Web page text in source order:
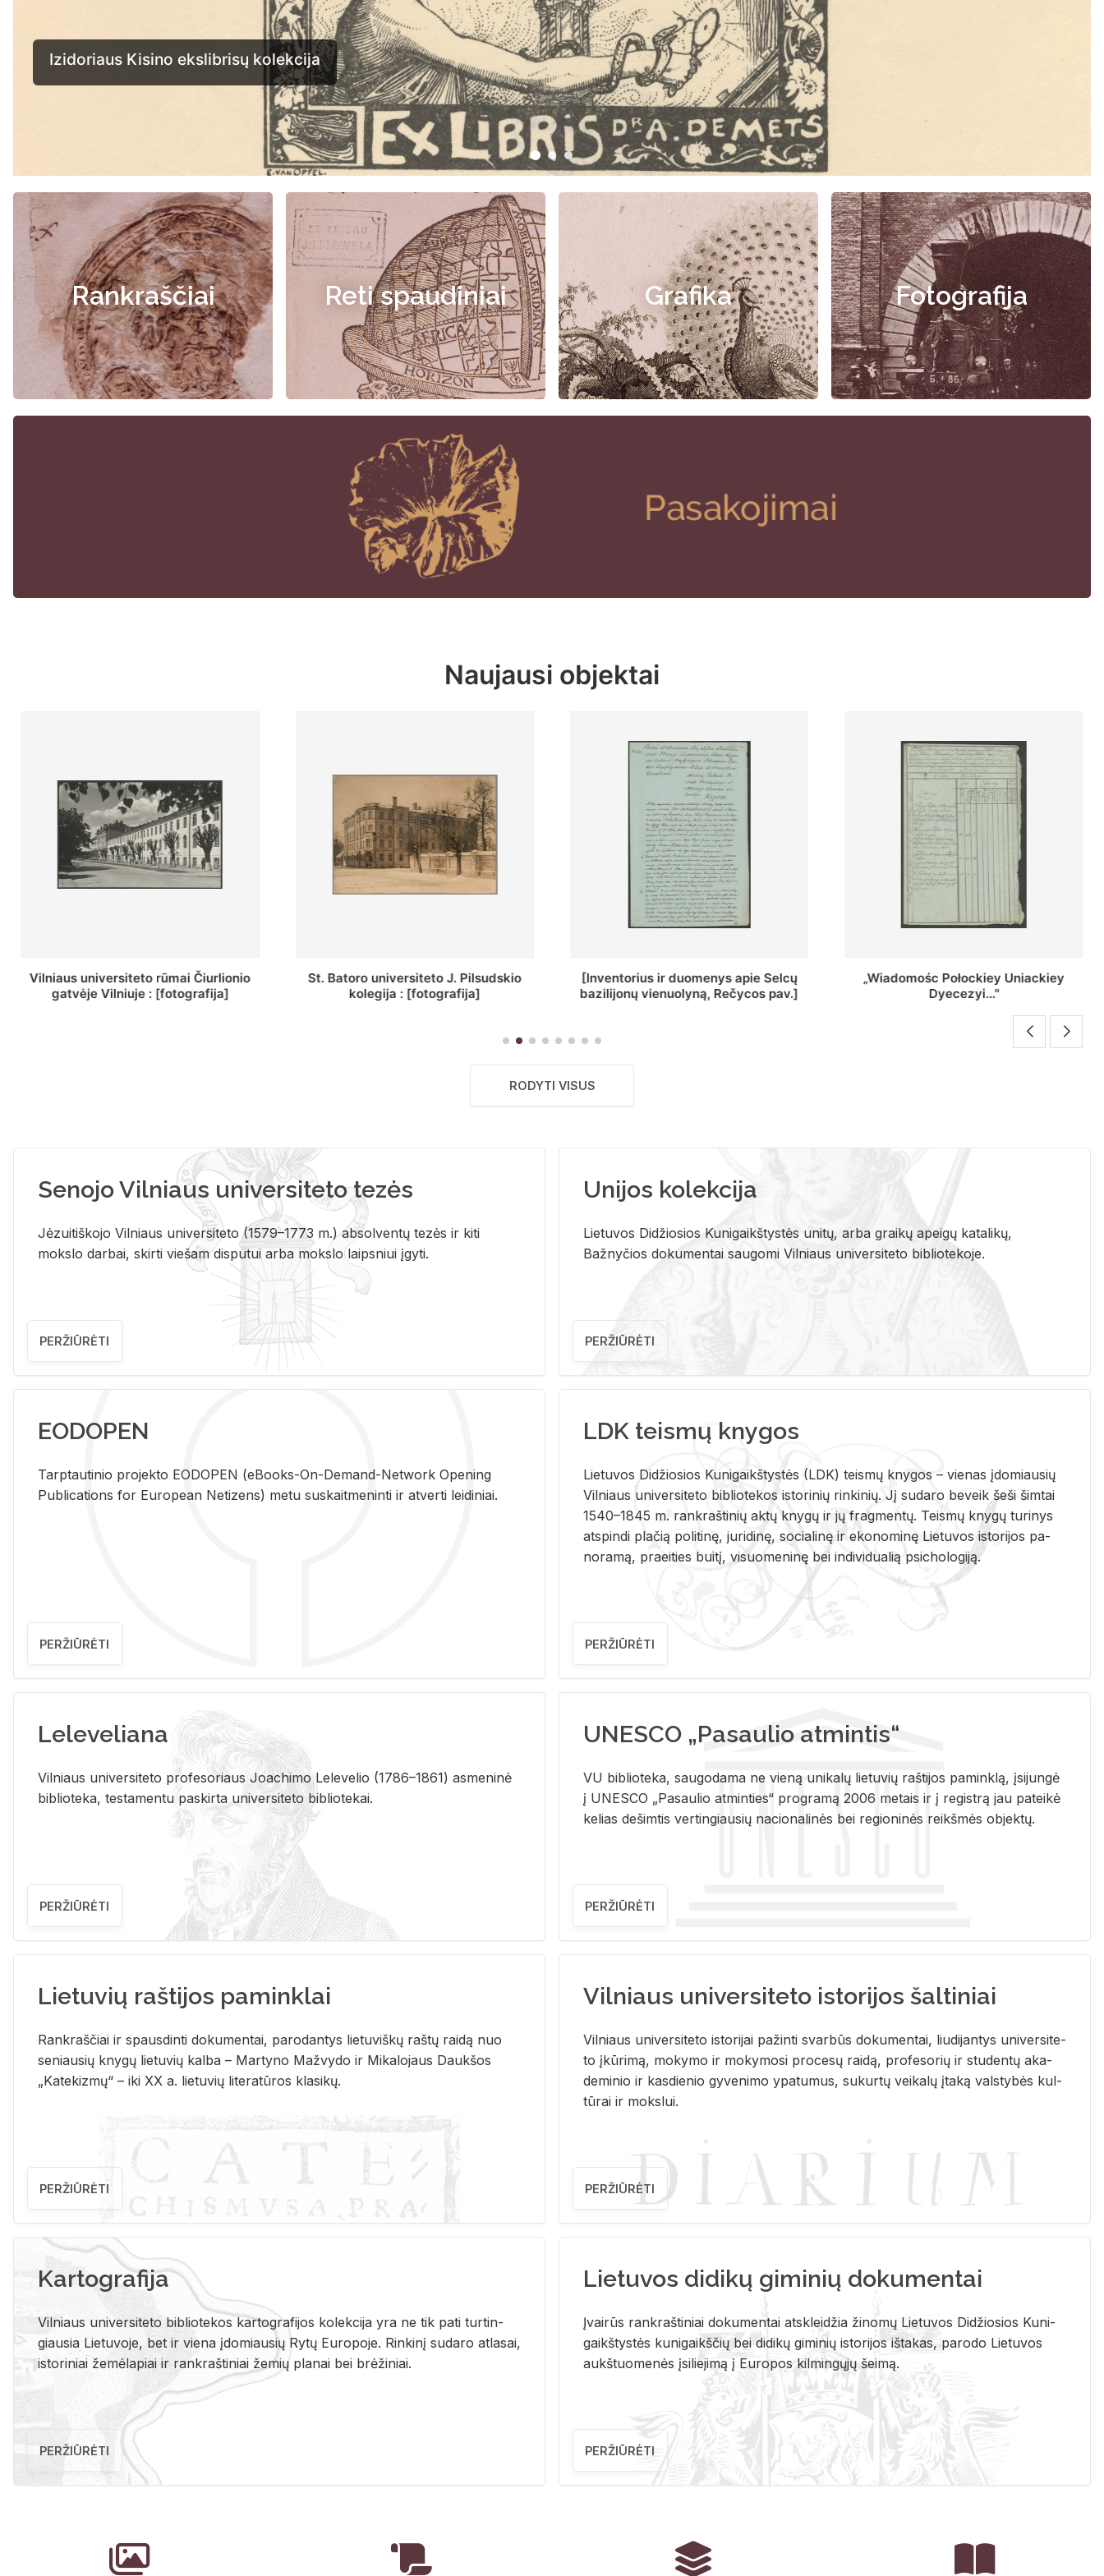
Rankraščiai Reti spaudiniai Grafika Fotografija
Naujausi objektai
St. Batoro universiteto J. Pilsudskio
kolegija : [fotografija]
[Inventorius ir duomenys apie Selcų
bazilijonų vienuolyną, Rečycos pav.]
„Wiadomośc Połockiey Uniackiey
Dyecezyi..."
Regestr Parochow Dekanatu
Brzeskiego
RODYTI VISUS
Senojo Vilniaus universiteto tezės
Jėzuitiškojo Vilniaus universiteto (1579–1773 m.) absolventų tezės ir kiti
mokslo darbai, skirti viešam disputui arba mokslo laipsniui įgyti.
PERŽIŪRĖTI
Unijos kolekcija
Lietuvos Didžiosios Kunigaikštystės unitų, arba graikų apeigų katalikų,
Bažnyčios dokumentai saugomi Vilniaus universiteto bibliotekoje.
PERŽIŪRĖTI
EODOPEN
Tarp­tau­ti­nio pro­jek­to EO­DO­PEN (eBo­oks-On-De­mand-Ne­twork Ope­ning
Pub­li­ca­tions for Eu­ro­pe­an Ne­ti­zens) metu su­skait­me­nin­ti ir at­ver­ti lei­di­niai.
PERŽIŪRĖTI
LDK teismų knygos
Lie­tu­vos Di­džio­sios Ku­ni­gaikš­tys­tės (LDK) teis­mų kny­gos – vie­nas įdo­miau­sių
Vil­niaus uni­ver­si­te­to bi­b­lio­te­kos is­to­ri­nių rin­ki­nių. Jį su­da­ro be­veik šeši šim­tai
1540–1845 m. rank­raš­ti­nių aktų kny­gų ir jų frag­men­tų. Teis­mų kny­gų tu­ri­nys
at­spin­di pla­čią po­li­ti­nę, ju­ri­di­nę, so­cia­li­nę ir eko­no­mi­nę Lie­tu­vos is­to­ri­jos pa­
no­ra­mą, pra­ei­ties bui­tį, vi­suo­me­ni­nę bei in­di­vi­dua­lią psi­cho­lo­gi­ją.
PERŽIŪRĖTI
Leleveliana
Vil­niaus uni­ver­si­te­to pro­fe­so­riaus Jo­a­chi­mo Le­le­ve­lio (1786–1861) as­me­ni­nė
bi­b­lio­te­ka, te­sta­men­tu pa­skir­ta uni­ver­si­te­to bi­b­lio­te­kai.
PERŽIŪRĖTI
UNESCO „Pasaulio atmintis“
VU biblioteka, saugodama ne vieną unikalų lietuvių raštijos paminklą, įsijungė
į UNESCO „Pasaulio atminties“ programą 2006 metais ir į registrą jau pateikė
kelias dešimtis vertingiausių nacionalinės bei regioninės reikšmės objektų.
PERŽIŪRĖTI
Lietuvių raštijos paminklai
Rank­raš­čiai ir spaus­din­ti do­ku­men­tai, pa­ro­dan­tys lie­tu­viš­kų raš­tų rai­dą nuo
se­niau­sių kny­gų lie­tu­vių kal­ba – Mar­ty­no Ma­žvy­do ir Mi­ka­lo­jaus Dauk­šos
„Ka­te­kiz­mų“ – iki XX a. lie­tu­vių li­te­ra­tū­ros kla­si­kų.
PERŽIŪRĖTI
Vilniaus universiteto istorijos šaltiniai
Vil­niaus uni­ver­si­te­to is­to­ri­jai pa­žin­ti svar­būs do­ku­men­tai, liu­di­jan­tys uni­ver­si­te­
to įkū­ri­mą, mo­ky­mo ir mo­ky­mo­si pro­ce­sų rai­dą, pro­fe­so­rių ir stu­den­tų aka­
de­mi­nio ir kas­die­nio gy­ve­ni­mo ypa­tu­mus, su­kur­tų vei­ka­lų įta­ką vals­ty­bės kul­
tū­rai ir moks­lui.
PERŽIŪRĖTI
Kartografija
Vil­niaus uni­ver­si­te­to bi­b­lio­te­kos kar­to­gra­fi­jos ko­lek­ci­ja yra ne tik pati tur­tin­
giau­sia Lie­tu­vo­je, bet ir vie­na įdo­miau­sių Rytų Eu­ro­po­je. Rin­ki­nį su­da­ro at­la­sai,
is­to­ri­niai že­mė­la­piai ir rank­raš­ti­niai že­mių pla­nai bei brė­ži­niai.
PERŽIŪRĖTI
Lietuvos didikų giminių dokumentai
Įvai­rūs rank­raš­ti­niai do­ku­men­tai at­sklei­džia ži­no­mų Lie­tu­vos Di­džio­sios Ku­ni­
gaikš­tys­tės ku­ni­gaikš­čių bei di­di­kų gi­mi­nių is­to­ri­jos iš­ta­kas, pa­ro­do Lie­tu­vos
aukš­tuo­me­nės įsi­lie­ji­mą į Eu­ro­pos kil­min­gų­jų šei­mą.
PERŽIŪRĖTI